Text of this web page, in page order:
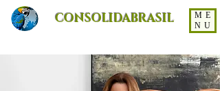
CONSOLIDABRASIL
ME
NU